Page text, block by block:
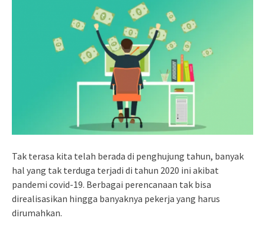
Tak terasa kita telah berada di penghujung tahun, banyak
hal yang tak terduga terjadi di tahun 2020 ini akibat
pandemi covid-19. Berbagai perencanaan tak bisa
direalisasikan hingga banyaknya pekerja yang harus
dirumahkan.